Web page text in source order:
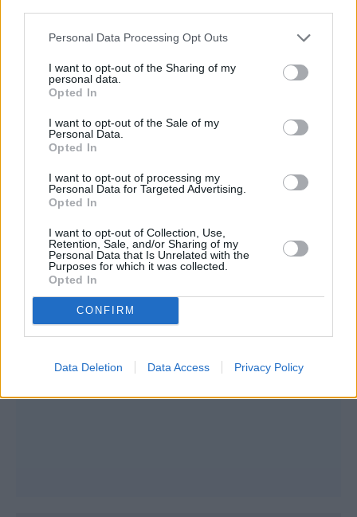
Personal Data Processing Opt Outs
I want to opt-out of the Sharing of my
personal data.
Opted In
I want to opt-out of the Sale of my
Personal Data.
Opted In
I want to opt-out of processing my
Personal Data for Targeted Advertising.
Opted In
I want to opt-out of Collection, Use,
Retention, Sale, and/or Sharing of my
Personal Data that Is Unrelated with the
Purposes for which it was collected.
Opted In
CONFIRM
Data Deletion Data Access Privacy Policy